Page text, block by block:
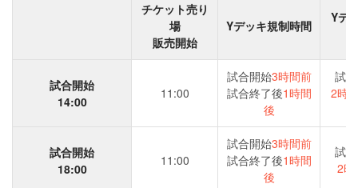
チケット売り
場
販売開始
Yデッキ規制時間
Yデ
試合開始
14:00
11:00
試合開始3時間前
試合終了後1時間
後
試
2時
試合開始
18:00
11:00
試合開始3時間前
試合終了後1時間
後
試
2時